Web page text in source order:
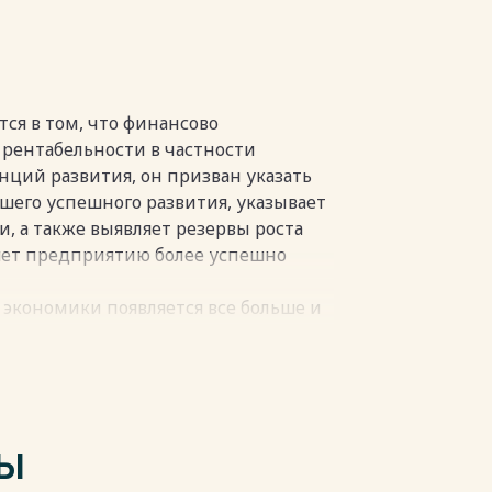
ДЕЯТЕЛЬНОСТИ ФКУ ИК-2
деятельности ФКУ ИК-2
мероприятий 52
62
в том, что финансово
в частности
развития, он призван указать
успешного развития, указывает
а также выявляет резервы роста
предприятию более успешно
появляется все больше и
Для обеспечения
деятельности предприятия.